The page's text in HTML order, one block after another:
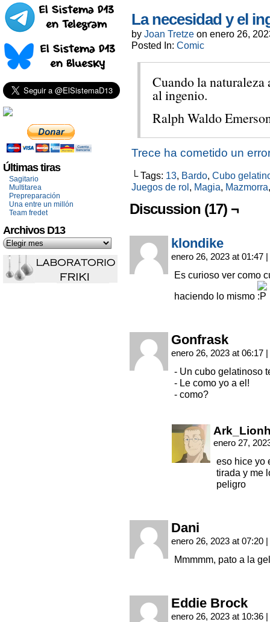
Últimas tiras
Sagitario
Multitarea
Prepreparación
Una entre un millón
Team fredet
Archivos D13
La necesidad y el
by Joan Tretze on enero 26,
Posted In: Comic
Cuando la naturaleza
al ingenio.
Ralph Waldo
Trece ha cometido un
└ Tags: 13, Bardo, Cubo
Juegos de rol, Magia, Mazmorra
Discussion (17) ¬
klondike
enero 26, 2023 at 01:47 |
Es curioso ver como
haciendo lo mismo
Gonfrask
enero 26, 2023 at 06:17 |
- Un cubo gelatinoso
- Le como yo a el!
- como?
enero 27,
eso hice yo
tirada y me
peligro
Dani
enero 26, 2023 at 07:20 |
Mmmmm, pato a la
Eddie Brock
enero 26, 2023 at 10:36 |